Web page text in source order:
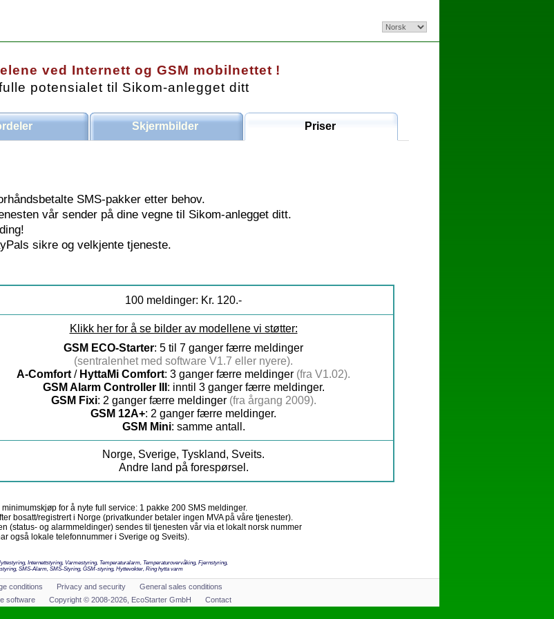
ved Internett og GSM mobilnettet !
potensialet til Sikom-anlegget ditt
Skjermbilder Priser
SMS-pakker etter behov.
vår sender på dine vegne til Sikom-anlegget ditt.
sikre og velkjente tjeneste.
100 meldinger: Kr. 120.-
Klikk her for å se bilder av modellene vi støtter:
GSM ECO-Starter: 5 til 7 ganger færre meldinger
(sentralenhet med software V1.7 eller nyere).
A-Comfort / HyttaMi Comfort: 3 ganger færre meldinger (fra V1.02).
GSM Alarm Controller III: inntil 3 ganger færre meldinger.
GSM Fixi: 2 ganger færre meldinger (fra årgang 2009).
GSM 12A+: 2 ganger færre meldinger.
GSM Mini: samme antall.
Norge, Sverige, Tyskland, Sveits.
Andre land på forespørsel.
minimumskjøp for å nyte full service: 1 pakke 200 SMS meldinger.
bosatt/registrert i Norge (privatkunder betaler ingen MVA på våre tjenester).
(status- og alarmmeldinger) sendes til tjenesten vår via et lokalt norsk nummer
også lokale telefonnummer i Sverige og Sveits).
Internettstyring, Varmestyring, Temperaturalarm, Temperaturovervåking, Fjernstyring,
SMS-Alarm, SMS-Styring, GSM-styring, Hyttevokter, Ring hytta varm
conditions Privacy and security
General sales conditions
software
Copyright © 2008-2026, EcoStarter GmbH Contact